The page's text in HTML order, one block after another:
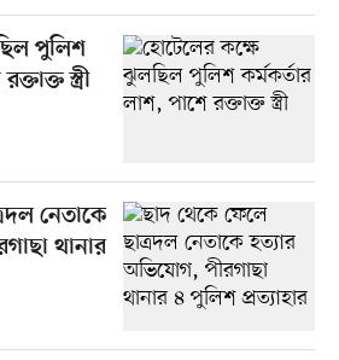
পুলিশ
স্ত্রী
নেতাকে
থানার